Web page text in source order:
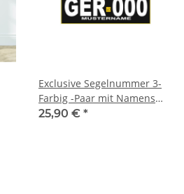
Exclusive Segelnummer 3-
Farbig -Paar mit Namens
Schriftzug
25,90 € *